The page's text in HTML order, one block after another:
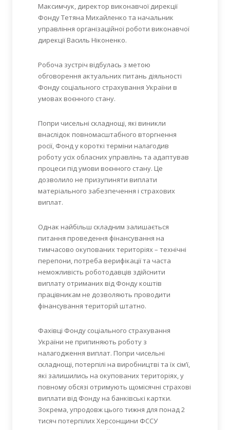
Максимчук, директор виконавчої дирекції
Фонду Тетяна Михайленко та начальник
управління організаційної роботи виконавчої
дирекції Василь Ніконенко.
Робоча зустріч відбулась з метою
обговорення актуальних питань діяльності
Фонду соціального страхування України в
умовах воєнного стану.
Попри чисельні складнощі, які виникли
внаслідок повномасштабного вторгнення
росії, Фонд у короткі терміни налагодив
роботу усіх обласних управлінь та адаптував
процеси під умови воєнного стану. Це
дозволило не призупиняти виплати
матеріального забезпечення і страхових
виплат.
Однак найбільш складним залишається
питання проведення фінансування на
тимчасово окупованих територіях – технічні
перепони, потреба верифікації та часта
неможливість роботодавців здійснити
виплату отриманих від Фонду коштів
працівникам не дозволяють проводити
фінансування територій штатно.
Фахівці Фонду соціального страхування
України не припиняють роботу з
налагодження виплат. Попри чисельні
складнощі, потерпілі на виробництві та їх сім’ї,
які залишились на окупованих територіях, у
повному обсязі отримують щомісячні страхові
виплати від Фонду на банківські картки.
Зокрема, упродовж цього тижня для понад 2
тисяч потерпілих Херсонщини ФССУ